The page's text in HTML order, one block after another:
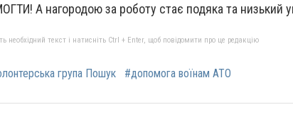
А нагородою за роботу стає подяка та низький
необхідний текст і натисніть Ctrl + Enter, щоб повідомити про це редакцію
група Пошук #допомога воїнам АТО